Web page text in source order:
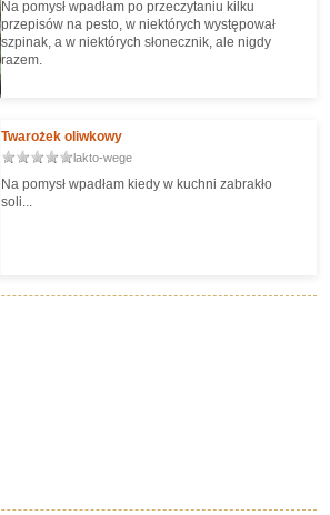
Na pomysł wpadłam po przeczytaniu kilku
przepisów na pesto, w niektórych występował
szpinak, a w niektórych słonecznik, ale nigdy
razem.
Twarożek oliwkowy
lakto-wege
Na pomysł wpadłam kiedy w kuchni zabrakło
soli...